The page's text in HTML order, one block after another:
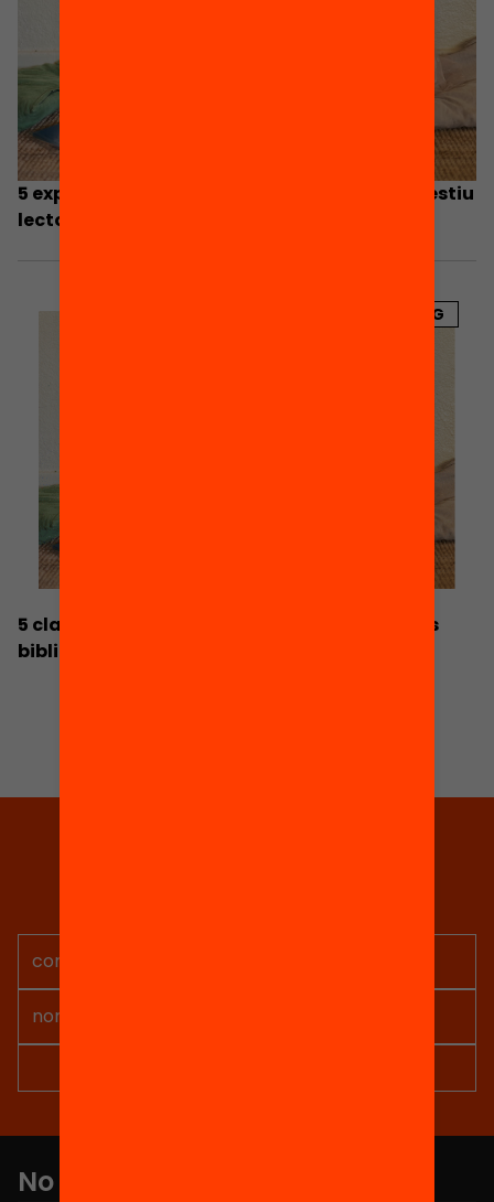
5 experiències inspiradores per preparar un estiu
lector
BLOG
5 claus per impulsar un estiu lector des de les
biblioteques
No et perdis res